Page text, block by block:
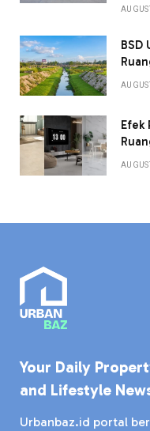
BSD
Efek
Your Daily
and Lifestyle
Urbanbaz.id portal